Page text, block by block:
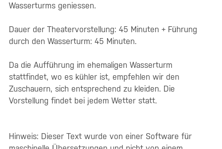
Wasserturms geniessen.
Dauer der Theatervorstellung: 45 Minuten + Führung
durch den Wasserturm: 45 Minuten.
Da die Aufführung im ehemaligen Wasserturm
stattfindet, wo es kühler ist, empfehlen wir den
Zuschauern, sich entsprechend zu kleiden. Die
Vorstellung findet bei jedem Wetter statt.
Hinweis: Dieser Text wurde von einer Software für